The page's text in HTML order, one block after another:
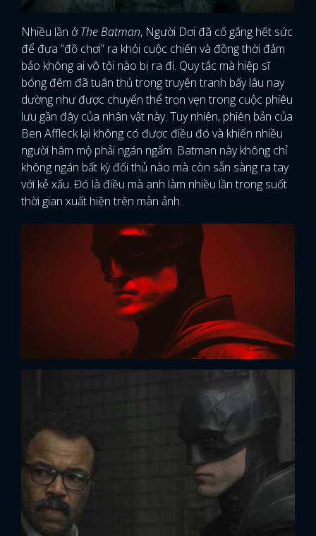
Nhiều lần ởThe Batman, Người Dơi đã cố gắng hết sức
để đưa “đồ chơi” ra khỏi cuộc chiến và đồng thời đảm
bảo không ai vô tội nào bị ra đi. Quy tắc mà hiệp sĩ
bóng đêm đã tuân thủ trong truyện tranh bấy lâu nay
dường như được chuyển thể trọn vẹn trong cuộc phiêu
lưu gần đây của nhân vật này. Tuy nhiên, phiên bản của
Ben Affleck lại không có được điều đó và khiến nhiều
người hâm mộ phải ngán ngẩm. Batman này không chỉ
không ngán bất kỳ đối thủ nào mà còn sẵn sàng ra tay
với kẻ xấu. Đó là điều mà anh làm nhiều lần trong suốt
thời gian xuất hiện trên màn ảnh.